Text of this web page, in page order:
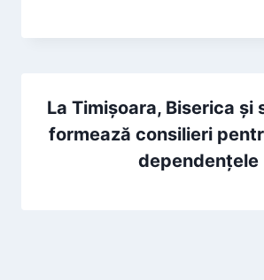
La Timișoara, Biserica și
formează consilieri
dependențele